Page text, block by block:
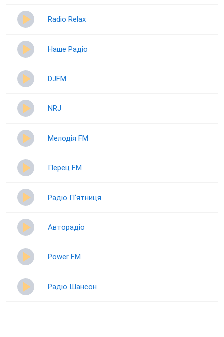
Radio Relax
Наше Радіо
DJFM
NRJ
Мелодія FM
Перец FM
Радіо П‘ятниця
Авторадіо
Power FM
Радіо Шансон